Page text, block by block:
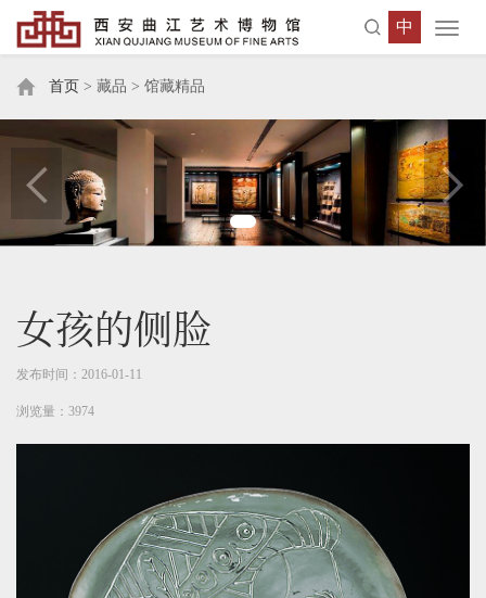
中
首页 > 藏品 > 馆藏精品
女孩的侧脸
发布时间：2016-01-11
浏览量：3974